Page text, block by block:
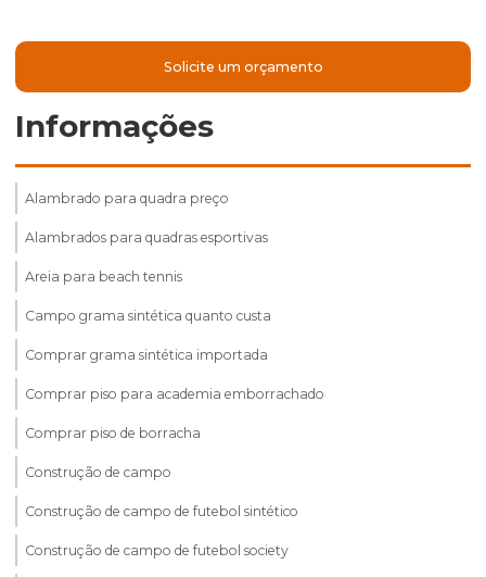
Solicite um orçamento
Informações
Alambrado para quadra preço
Alambrados para quadras esportivas
Areia para beach tennis
Campo grama sintética quanto custa
Comprar grama sintética importada
Comprar piso para academia emborrachado
Comprar piso de borracha
Construção de campo
Construção de campo de futebol sintético
Construção de campo de futebol society